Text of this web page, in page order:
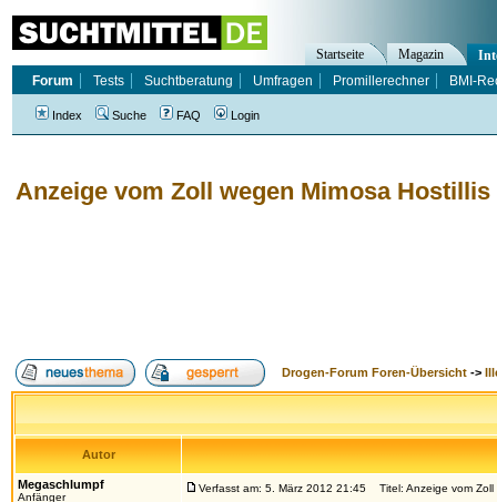
Anzeige vom Zoll wegen Mimosa Hostillis
Drogen-Forum Foren-Übersicht ->
Autor
Megaschlumpf
Anfänger
Verfasst am: 5. März 2012 21:45 Titel: Anzeige vom Zoll
Startseite Magazin
Forum
Tests Suchtberatung Umfragen Promillerechner BMI-
Index Suche FAQ Login